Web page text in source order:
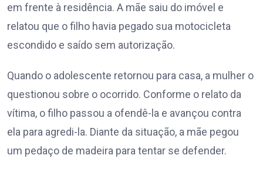
em frente à residência. A mãe saiu do imóvel e
relatou que o filho havia pegado sua motocicleta
escondido e saído sem autorização.
Quando o adolescente retornou para casa, a mulher o
questionou sobre o ocorrido. Conforme o relato da
vítima, o filho passou a ofendê-la e avançou contra
ela para agredi-la. Diante da situação, a mãe pegou
um pedaço de madeira para tentar se defender.